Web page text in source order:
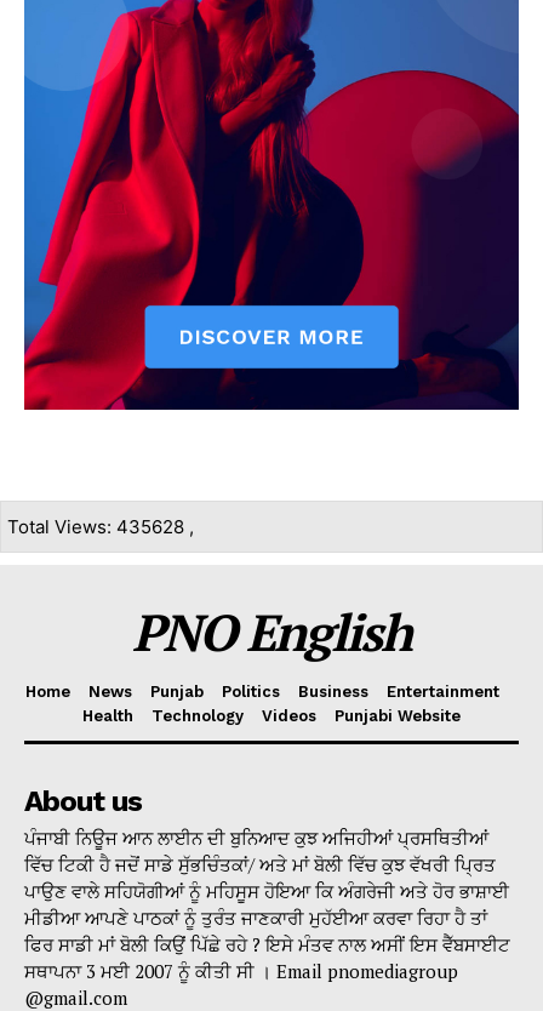
Total Views: 435628 ,
PNO English
Home News Punjab Politics Business
Entertainment
Health
Technology Videos Punjabi Website
About us
ਪੰਜਾਬੀ ਨਿਊਜ ਆਨ ਲਾਈਨ ਦੀ ਬੁਨਿਆਦ ਕੁਝ ਅਜਿਹੀਆਂ ਪ੍ਰਸਥਿਤੀਆਂ
ਵਿੱਚ ਟਿਕੀ ਹੈ ਜਦੋਂ ਸਾਡੇ ਸੁੱਭਚਿੰਤਕਾਂ/ ਅਤੇ ਮਾਂ ਬੋਲੀ ਵਿੱਚ ਕੁਝ ਵੱਖਰੀ ਪ੍ਰਿਤ
ਪਾਉਣ ਵਾਲੇ ਸਹਿਯੋਗੀਆਂ ਨੂੰ ਮਹਿਸੂਸ ਹੋਇਆ ਕਿ ਅੰਗਰੇਜੀ ਅਤੇ ਹੋਰ ਭਾਸ਼ਾਈ
ਮੀਡੀਆ ਆਪਣੇ ਪਾਠਕਾਂ ਨੂੰ ਤੁਰੰਤ ਜਾਣਕਾਰੀ ਮੁਹੱਈਆ ਕਰਵਾ ਰਿਹਾ ਹੈ ਤਾਂ
ਫਿਰ ਸਾਡੀ ਮਾਂ ਬੋਲੀ ਕਿਉਂ ਪਿੱਛੇ ਰਹੇ ? ਇਸੇ ਮੰਤਵ ਨਾਲ ਅਸੀਂ ਇਸ ਵੈੱਬਸਾਈਟ
ਸਥਾਪਨਾ 3 ਮਈ 2007 ਨੂੰ ਕੀਤੀ ਸੀ । Email pnomediagroup
@gmail.com